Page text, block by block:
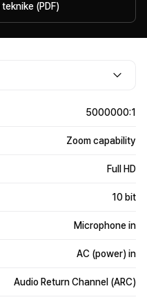
(PDF)
5000000:1
Zoom capability
Full HD
10 bit
Microphone in
AC (power) in
Audio Return Channel (ARC)